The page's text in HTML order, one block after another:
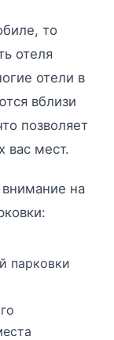
то
отеля
отели в
вблизи
позволяет
вас мест.
внимание на
парковки